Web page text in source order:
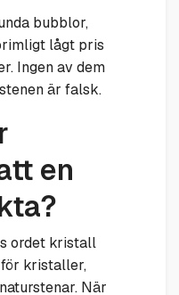
bubblor,
lågt pris
Ingen av dem
är falsk.
en
ordet kristall
kristaller,
När